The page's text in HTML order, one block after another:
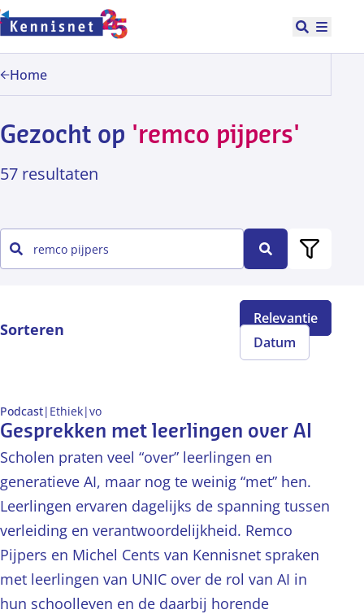
Doorgaan naar hoofdinhoud
Open
Home
Gezocht op 'remco pijpers'
57 resultaten
Zoeken
Filters
Onderzoek
Podcast
Bijeenkomst
Nieuws
Sorteren
Relevantie
Datum
Gesprekken met leerlingen over AI
Podcast| Ethiek|vo
Scholen praten veel “over” leerlingen en
generatieve AI, maar nog te weinig “met” hen.
Leerlingen ervaren dagelijks de spanning tussen
verleiding en verantwoordelijkheid. Remco
Pijpers en Michel Cents van Kennisnet spraken
met leerlingen van UNIC over de rol van AI in
hun schoolleven en de daarbij horende